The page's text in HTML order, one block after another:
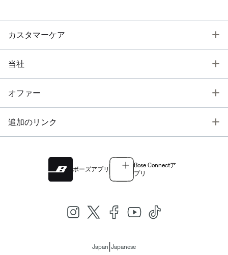
カスタマーケア
当社
オファー
追加のリンク
ボーズアプリ
Bose Connectア
プリ
Japan Japanese